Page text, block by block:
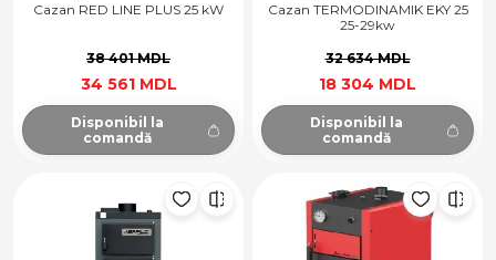
Cazan RED LINE PLUS 25 kW
38 401 MDL
34 561 MDL
Disponibil la
comandă
Cazan TERMODINAMIK EKY 25
25-29kw
32 634 MDL
18 304 MDL
Disponibil la
comandă